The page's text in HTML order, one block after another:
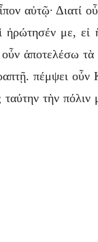
αὐτῷ· Διατί
με, εἰ
ἀποτελέσω
πέμψει οὖν
τὴν πόλιν